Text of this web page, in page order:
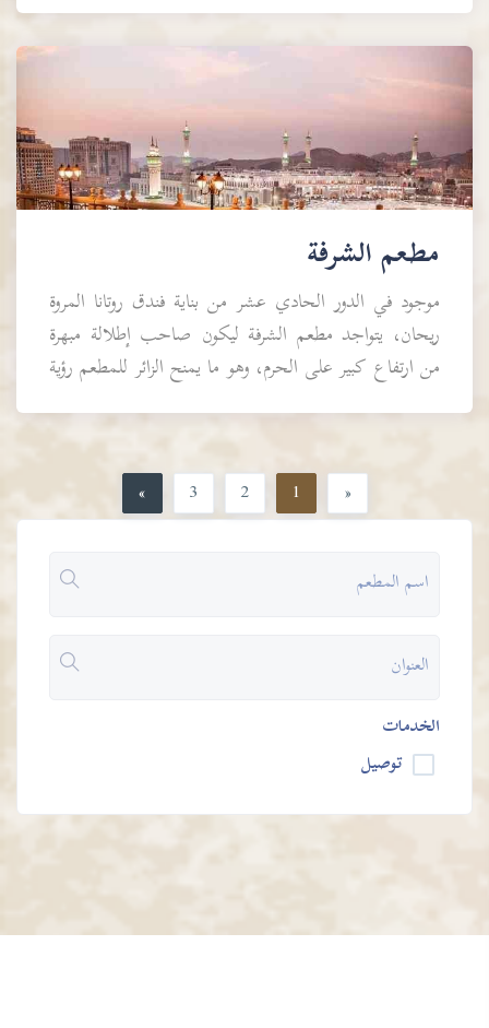
الخدمات
توصيل
مطعم الشرفة
موجود في الدور الحادي عشر من بناية فندق روتانا المروة
ريحان، يتواجد مطعم الشرفة ليكون صاحب إطلالة مبهرة
من ارتفاع كبير على الحرم، وهو ما يمنح الزائر للمطعم رؤية
«
1
2
3
»